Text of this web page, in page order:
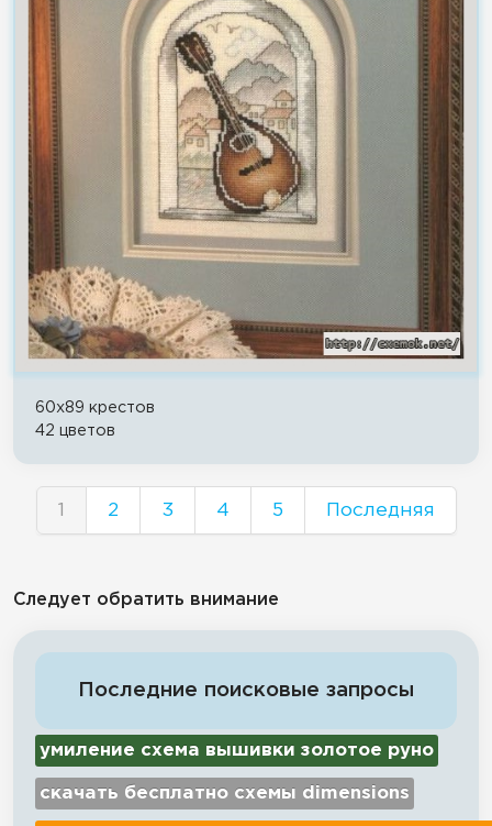
60x89 крестов
42 цветов
1 2 3 4 5 Последняя
Следует обратить внимание
Последние поисковые запросы
умиление схема вышивки золотое руно
скачать бесплатно схемы dimensions